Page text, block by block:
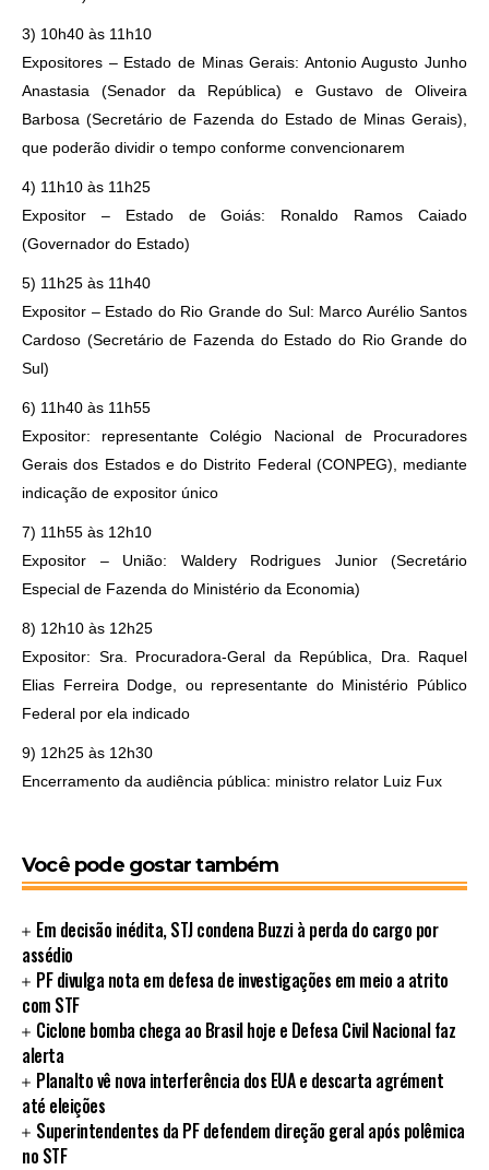
3) 10h40 às 11h10
Expositores – Estado de Minas Gerais: Antonio Augusto Junho
Anastasia (Senador da República) e Gustavo de Oliveira
Barbosa (Secretário de Fazenda do Estado de Minas Gerais),
que poderão dividir o tempo conforme convencionarem
4) 11h10 às 11h25
Expositor – Estado de Goiás: Ronaldo Ramos Caiado
(Governador do Estado)
5) 11h25 às 11h40
Expositor – Estado do Rio Grande do Sul: Marco Aurélio Santos
Cardoso (Secretário de Fazenda do Estado do Rio Grande do
Sul)
6) 11h40 às 11h55
Expositor: representante Colégio Nacional de Procuradores
Gerais dos Estados e do Distrito Federal (CONPEG), mediante
indicação de expositor único
7) 11h55 às 12h10
Expositor – União: Waldery Rodrigues Junior (Secretário
Especial de Fazenda do Ministério da Economia)
8) 12h10 às 12h25
Expositor: Sra. Procuradora-Geral da República, Dra. Raquel
Elias Ferreira Dodge, ou representante do Ministério Público
Federal por ela indicado
9) 12h25 às 12h30
Encerramento da audiência pública: ministro relator Luiz Fux
Você pode gostar também
Em decisão inédita, STJ condena Buzzi à perda do cargo por
assédio
PF divulga nota em defesa de investigações em meio a atrito
com STF
Ciclone bomba chega ao Brasil hoje e Defesa Civil Nacional faz
alerta
Planalto vê nova interferência dos EUA e descarta agrément
até eleições
Superintendentes da PF defendem direção geral após polêmica
no STF